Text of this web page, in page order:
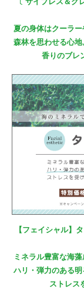
夏の身体はクーラ
森林を思わせる心
香りのブレ
【フェイシャル】
ミネラル豊富な海
ハリ・弾力のある
ストレス